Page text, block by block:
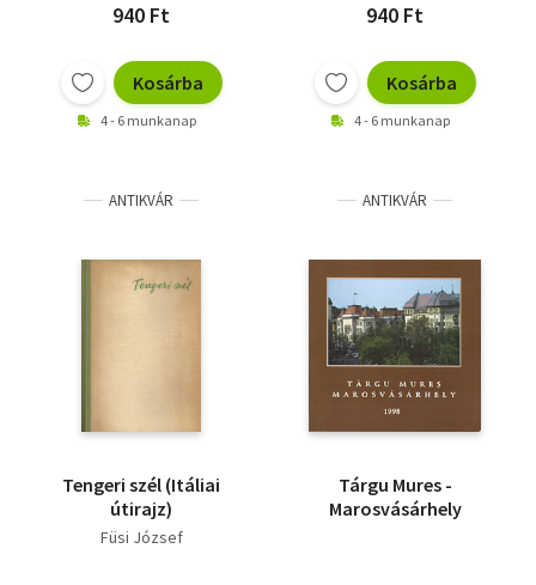
940 Ft
Kosárba
4 - 6 munkanap
940 Ft
Kosárba
4 - 6 munkanap
ANTIKVÁR
Tengeri szél (Itáliai
útirajz)
Füsi József
ANTIKVÁR
Tárgu Mures -
Marosvásárhely